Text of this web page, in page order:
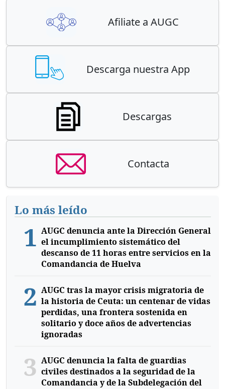
Afiliate a AUGC
Descarga nuestra App
Descargas
Contacta
Lo más leído
1 AUGC denuncia ante la Dirección General
el incumplimiento sistemático del
descanso de 11 horas entre servicios en la
Comandancia de Huelva
2 AUGC tras la mayor crisis migratoria de
la historia de Ceuta: un centenar de vidas
perdidas, una frontera sostenida en
solitario y doce años de advertencias
ignoradas
3 AUGC denuncia la falta de guardias
civiles destinados a la seguridad de la
Comandancia y de la Subdelegación del